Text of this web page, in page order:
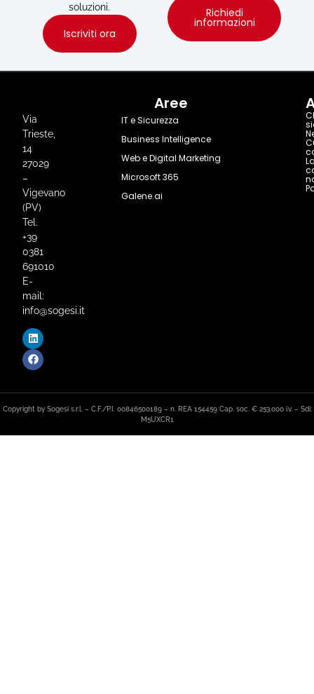
soluzioni.
Iscriviti ora
Richiedi
informazioni
Aree
IT e Sicurezza
Business Intelligence
Web e Digital Marketing
Microsoft 365
Galene.ai
Via
Trieste,
14
27029
–
Vigevano
(PV)
Tel.
+39
0381
691010
E-
mail:
info@sogesi.it
Copyright by Sogesi s.r.l. – C.F./P.I. 00846500189 – n. REA 154459 Cap. soc. € 253.000 i.v. – Sdi:
M5UXCR1